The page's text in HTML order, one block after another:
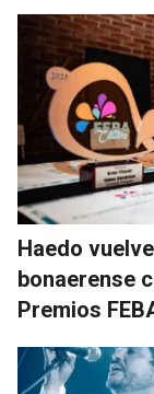
Haedo
bonaerense
Premios